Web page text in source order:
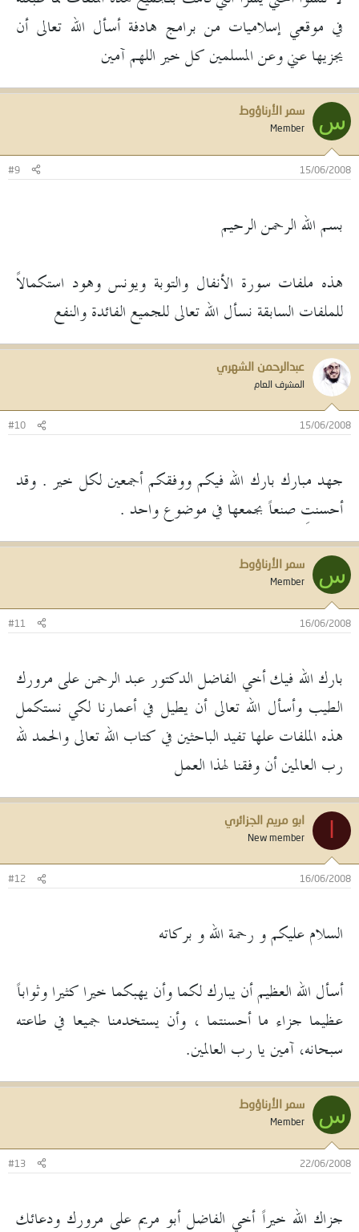
في موقعي إسلاميات من برامج هادفة أسأل الله تعالى أن
يجزيها عني وعن المسلمين كل خير اللهم آمين
س سمر الأرناؤوط
Member
15/06/2008
#9
بسم الله الرحمن الرحيم
هذه ملفات سورة الأنفال والتوبة ويونس وهود استكمالاً
للملفات السابقة نسأل الله تعالى للجميع الفائدة والنفع
عبدالرحمن الشهري
المشرف العام
15/06/2008
#10
جهد مبارك بارك الله فيكم ووفقكم أجمعين لكل خير . وقد
أحسنتِ صنعاً بجمعها في موضوع واحد .
س سمر الأرناؤوط
Member
16/06/2008
#11
بارك الله فيك أخي الفاضل الدكتور عبد الرحمن على مرورك
الطيب وأسأل الله تعالى أن يطيل في أعمارنا لكي نستكمل
هذه الملفات علها تفيد الباحثين في كتاب الله تعالى والحمد لله
رب العالمين أن وفقنا لهذا العمل
ابو مريم الجزائري
New member
16/06/2008
#12
السلام عليكم و رحمة الله و بركاته
أسأل الله العظيم أن يبارك لكما وأن يهبكما خيرا كثيرا وثواباً
عظيما جزاء ما أحسنتما ، وأن يستخدمنا جميعا في طاعته
سبحانه، آمين يا رب العالمين.
س سمر الأرناؤوط
Member
22/06/2008
#13
جزاك الله خيراً أخي الفاضل أبو مريم على مرورك ودعائك